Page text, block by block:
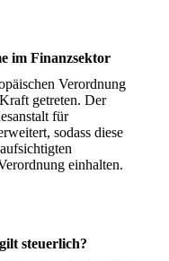
im Finanzsektor
Verordnung
getreten. Der
für
sodass diese
einhalten.
steuerlich?